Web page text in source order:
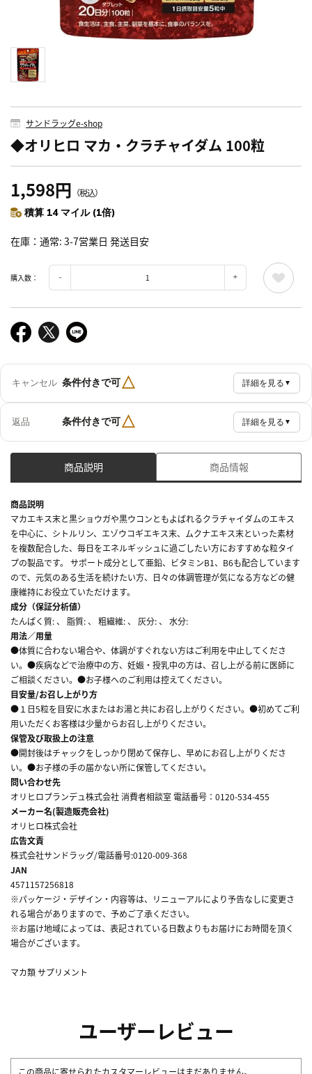
サンドラッグe-shop
◆オリヒロ マカ・クラチャイダム 100粒
1,598円 （税込）
積算 14 マイル (1倍)
在庫 通常: 3-7営業日 発送目安
購入数：
キャンセル 条件付きで可△ 詳細を見る ▼
返品 条件付きで可△ 詳細を見る ▼
商品説明 商品情報
商品説明
マカエキス末と黒ショウガや黒ウコンともよばれるクラチャイダムのエキス
を中心に、シトルリン、エゾウコギエキス末、ムクナエキス末といった素材
を複数配合した、毎日をエネルギッシュに過ごしたい方におすすめな粒タイ
プの製品です。 サポート成分として亜鉛、ビタミンB1、B6も配合しています
ので、元気のある生活を続けたい方、日々の体調管理が気になる方などの健
康維持にお役立ていただけます。
成分（保証分析値）
たんぱく質: 、 脂質: 、 粗繊維: 、 灰分: 、 水分:
用法／用量
●体質に合わない場合や、体調がすぐれない方はご利用を中止してくださ
い。●疾病などで治療中の方、妊娠・授乳中の方は、召し上がる前に医師に
ご相談ください。●お子様へのご利用は控えてください。
目安量/お召し上がり方
●１日5粒を目安に水またはお湯と共にお召し上がりください。●初めてご利
用いただくお客様は少量からお召し上がりください。
保管及び取扱上の注意
●開封後はチャックをしっかり閉めて保存し、早めにお召し上がりくださ
い。●お子様の手の届かない所に保管してください。
問い合わせ先
オリヒロプランデュ株式会社 消費者相談室 電話番号：0120-534-455
メーカー名(製造販売会社)
オリヒロ株式会社
広告文責
株式会社サンドラッグ/電話番号:0120-009-368
JAN
4571157256818
※パッケージ・デザイン・内容等は、リニューアルにより予告なしに変更さ
れる場合がありますので、予めご了承ください。
※お届け地域によっては、表記されている日数よりもお届けにお時間を頂く
場合がございます。
マカ類 サプリメント
ユーザーレビュー
この商品に寄せられたカスタマーレビューはまだありません。